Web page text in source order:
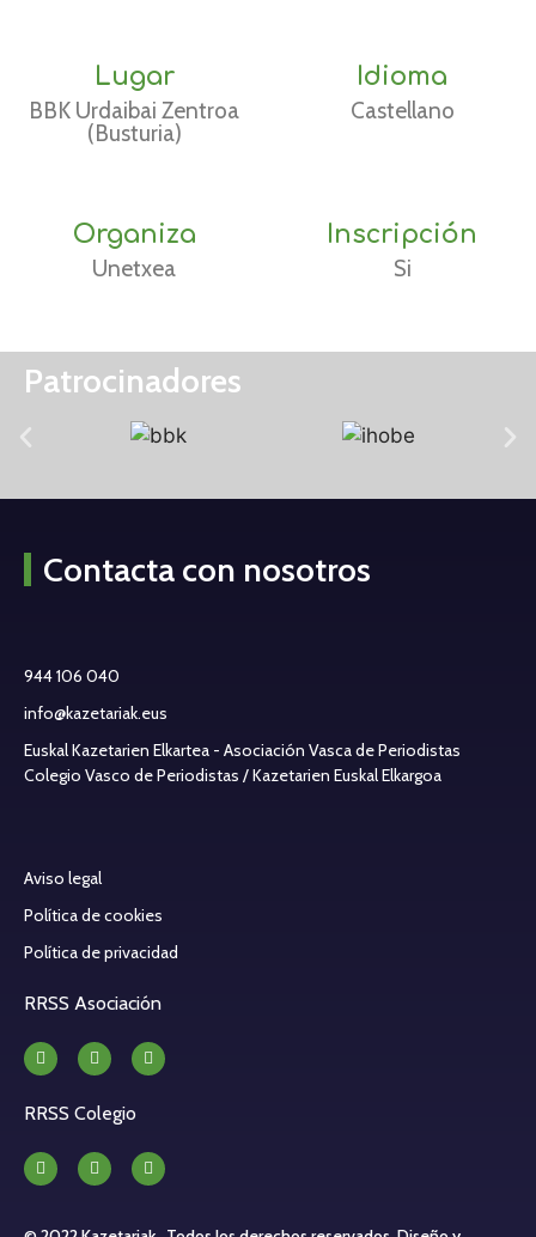
Lugar
BBK Urdaibai Zentroa
(Busturia)
Idioma
Castellano
Organiza
Unetxea
Inscripción
Si
Patrocinadores
Contacta con nosotros
944 106 040
info@kazetariak.eus
Euskal Kazetarien Elkartea - Asociación Vasca de Periodistas
Colegio Vasco de Periodistas / Kazetarien Euskal Elkargoa
Aviso legal
Política de cookies
Política de privacidad
RRSS Asociación
RRSS Colegio